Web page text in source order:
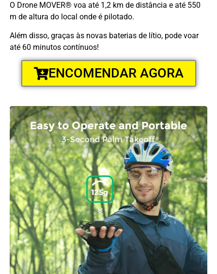
O Drone MOVER® voa até 1,2 km de distância e até 550
m de altura do local onde é pilotado.
Além disso, graças às novas baterias de lítio, pode voar
até 60 minutos contínuos!
ENCOMENDAR AGORA